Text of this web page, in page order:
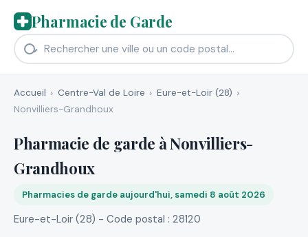
Pharmacie de Garde
Accueil Centre-Val de Loire
Eure-et-Loir (28)
Nonvilliers-Grandhoux
Pharmacie de garde à Nonvilliers-
Grandhoux
Pharmacies de garde aujourd'hui, samedi 8 août 2026
Eure-et-Loir (28) - Code postal : 28120